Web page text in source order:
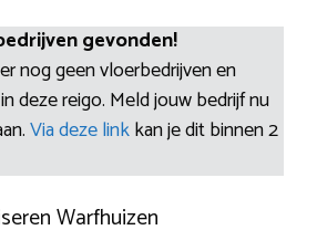
gevonden!
nog geen vloerbedrijven en
deze reigo. Meld jouw bedrijf nu
Via deze linkkan je dit binnen 2
Warfhuizen